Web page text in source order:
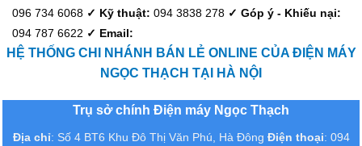
096 734 6068 ✓ Kỹ thuật: 094 3838 278 ✓ Góp ý - Khiếu nại:
094 787 6622 ✓ Email:
HỆ THỐNG CHI NHÁNH BÁN LẺ ONLINE CỦA ĐIỆN MÁY
NGỌC THẠCH TẠI HÀ NỘI
Trụ sở chính Điện máy Ngọc Thạch
Địa chỉ: Số 4 BT6 Khu Đô Thị Văn Phú, Hà Đông Điện thoại: 094